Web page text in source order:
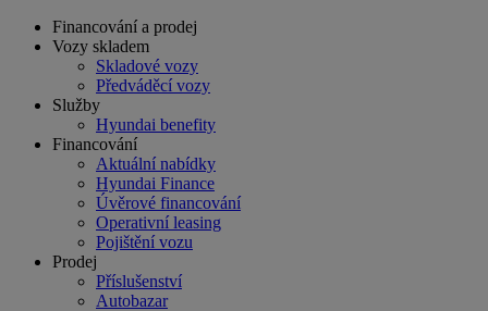
Financování a prodej
Vozy skladem
Skladové vozy
Předváděcí vozy
Služby
Hyundai benefity
Financování
Aktuální nabídky
Hyundai Finance
Úvěrové financování
Operativní leasing
Pojištění vozu
Prodej
Příslušenství
Autobazar